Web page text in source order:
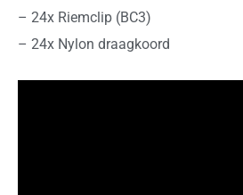
– 24x Riemclip (BC3)
– 24x Nylon draagkoord